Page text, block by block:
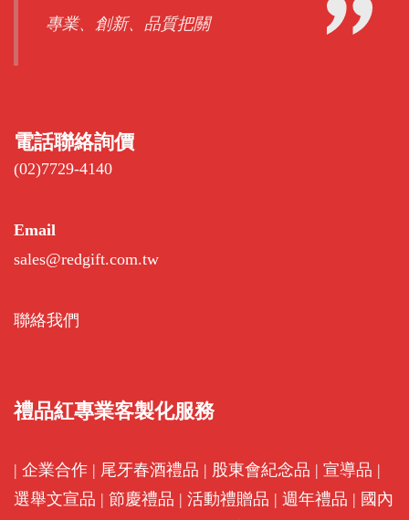
專業、創新、品質把關
電話聯絡詢價
(02)7729-4140
Email
sales@redgift.com.tw
聯絡我們
禮品紅專業客製化服務
| 企業合作 | 尾牙春酒禮品 | 股東會紀念品 | 宣導品 |
選舉文宣品 | 節慶禮品 | 活動禮贈品 | 週年禮品 | 國內